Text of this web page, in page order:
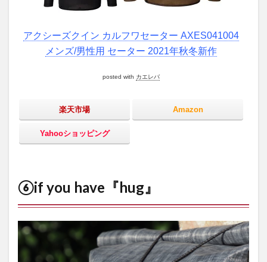
アクシーズクイン カルフワセーター AXES041004
メンズ/男性用 セーター 2021年秋冬新作
posted with カエレバ
楽天市場 Amazon
Yahooショッピング
⑥if you have『hug』